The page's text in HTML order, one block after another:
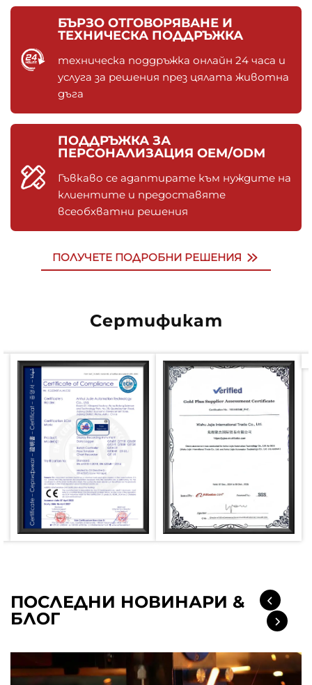
БЪРЗО ОТГОВОРЯВАНЕ И
ТЕХНИЧЕСКА ПОДДРЪЖКА
техническа поддръжка онлайн 24 часа и
услуга за решения през цялата животна
дъга
ПОДДРЪЖКА ЗА
ПЕРСОНАЛИЗАЦИЯ OEM/ODM
Гъвкаво се адаптирате към нуждите на
клиентите и предоставяте
всеобхватни решения
ПОЛУЧЕТЕ ПОДРОБНИ РЕШЕНИЯ
Сертификат
ПОСЛЕДНИ НОВИНАРИ &
БЛОГ